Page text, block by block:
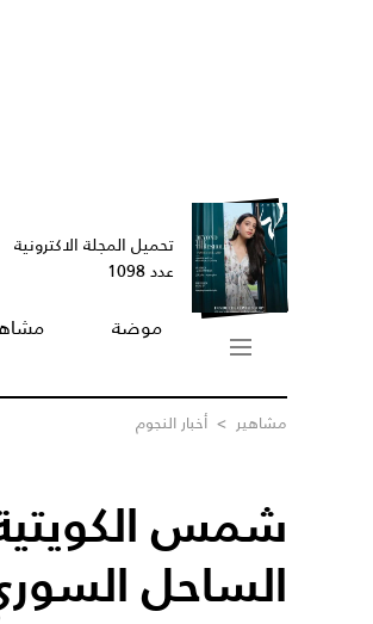
تحميل المجلة الاكترونية
عدد 1098
موضة
مشاهير > أخبار النجوم
شمس
الساحل